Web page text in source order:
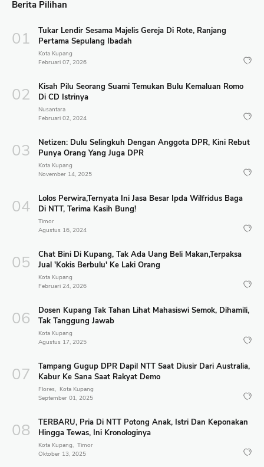
Berita Pilihan
Tukar Lendir Sesama Majelis Gereja Di Rote, Ranjang
Pertama Sepulang Ibadah
Kota Kupang
Februari 07, 2026
Kisah Pilu Seorang Suami Temukan Bulu Kemaluan Romo
Di CD Istrinya
Nusantara
Februari 02, 2024
Netizen: Dulu Selingkuh Dengan Anggota DPR, Kini Rebut
Punya Orang Yang Juga DPR
Kota Kupang
November 14, 2025
Lolos Perwira,Ternyata Ini Jasa Besar Ipda Wilfridus Baga
Di NTT, Terima Kasih Bung!
Timor
Agustus 16, 2024
Chat Bini Di Kupang, Tak Ada Uang Beli Makan,Terpaksa
Jual 'Kokis Berbulu' Ke Laki Orang
Kota Kupang
Februari 24, 2026
Dosen Kupang Tak Tahan Lihat Mahasiswi Semok, Dihamili,
Tak Tanggung Jawab
Kota Kupang
Agustus 17, 2025
Tampang Gugup DPR Dapil NTT Saat Diusir Dari Australia,
Kabur Ke Sana Saat Rakyat Demo
Flores
Kota Kupang
September 01, 2025
TERBARU, Pria Di NTT Potong Anak, Istri Dan Keponakan
Hingga Tewas, Ini Kronologinya
Kota Kupang
Timor
Oktober 13, 2025